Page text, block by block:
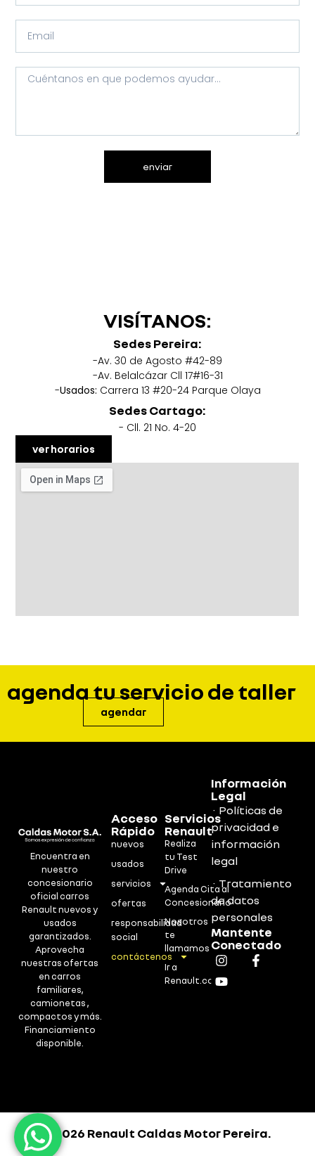
enviar
VISÍTANOS:
Sedes Pereira:
-Av. 30 de Agosto #42-89
-Av. Belalcázar Cll 17#16-31
-Usados: Carrera 13 #20-24 Parque Olaya
Sedes Cartago:
- Cll. 21 No. 4-20
ver horarios
agenda tu servicio de taller
agendar
Encuentra en
nuestro
concesionario
oficial carros
Renault nuevos y
usados
garantizados.
Aprovecha
nuestras ofertas
en carros
familiares,
camionetas ,
compactos y más.
Financiamiento
disponible.
Servicios
Renault
Realiza
tu Test
Drive
Agenda Cita al
Concesionario
Nosotros
te
llamamos
Ir a
Renault.co
Acceso
Rápido
nuevos
usados
servicios
ofertas
responsabilidad
social
contáctenos
Información
Legal
· Políticas de
privacidad e
información
legal
· Tratamiento
de datos
personales
Mantente
Conectado
©2026 Renault Caldas Motor Pereira.